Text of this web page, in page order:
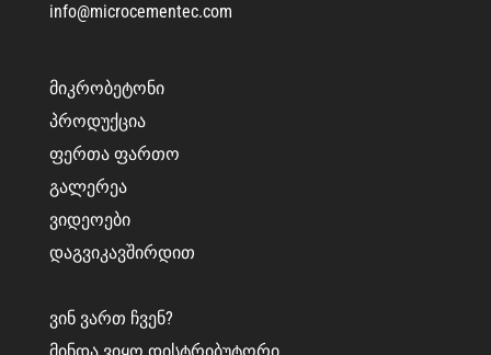
info@microcementec.com
ᲛᲘᲙᲠᲝᲑᲔᲢᲝᲜᲘ
ᲞᲠᲝᲓᲣᲥᲪᲘᲐ
ᲤᲔᲠᲗᲐ ᲤᲐᲠᲗᲝ
ᲒᲐᲚᲔᲠᲔᲐ
ᲕᲘᲓᲔᲝᲔᲑᲘ
ᲓᲐᲒᲕᲘᲙᲐᲕᲨᲘᲠᲓᲘᲗ
ᲕᲘᲜ ᲕᲐᲠᲗ ᲩᲕᲔᲜ?
ᲛᲘᲜᲓᲐ ᲕᲘᲧᲝ ᲓᲘᲡᲢᲠᲘᲑᲣᲢᲝᲠᲘ